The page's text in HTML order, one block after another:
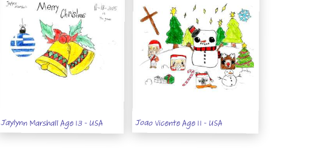
Jaylynn Marshall Age 13 - USA Joao Vicente Age 11 - USA